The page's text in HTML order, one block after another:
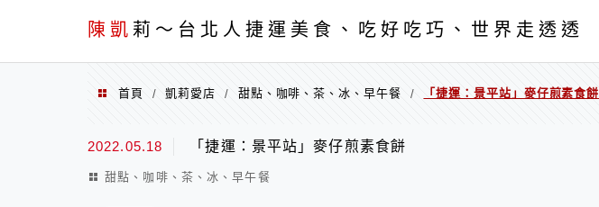
陳凱 莉～台北人捷運美食、吃好吃巧、世界走透透
menu
首頁 / 凱莉愛店 / 甜點、咖啡、茶、冰、早午餐 / 「捷運：景平站」麥仔煎素食餅
2022.05.18 「捷運：景平站」麥仔煎素食餅
甜點、咖啡、茶、冰、早午餐